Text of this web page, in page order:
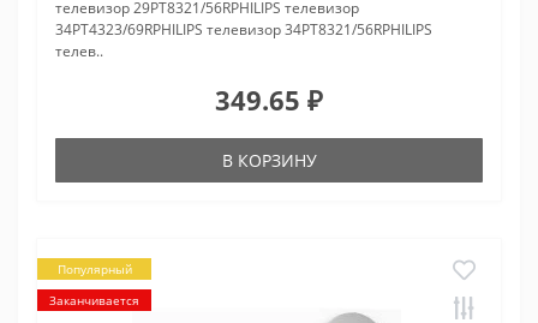
телевизор 29PT8321/56RPHILIPS телевизор
34PT4323/69RPHILIPS телевизор 34PT8321/56RPHILIPS
телев..
349.65 ₽
В КОРЗИНУ
Популярный
Заканчивается